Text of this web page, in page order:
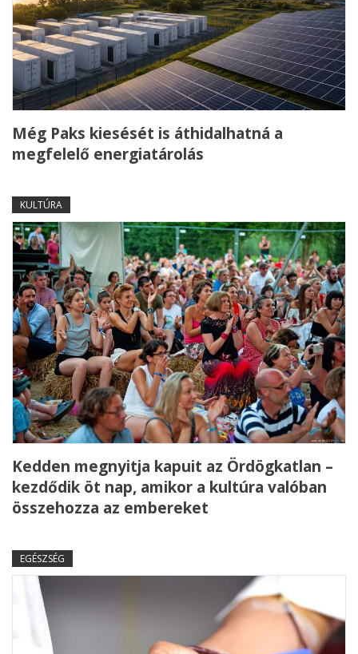
Még Paks kiesését is áthidalhatná a
megfelelő energiatárolás
KULTÚRA
Kedden megnyitja kapuit az Ördögkatlan –
kezdődik öt nap, amikor a kultúra valóban
összehozza az embereket
EGÉSZSÉG